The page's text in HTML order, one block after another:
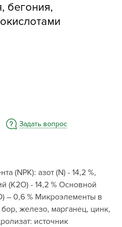
бегония,
Задать вопрос
(NPK): азот (N) - 14,2 %,
(K2O) - 14,2 % Основной
– 0,6 % Микроэлементы в
железо, марганец, цинк,
источник